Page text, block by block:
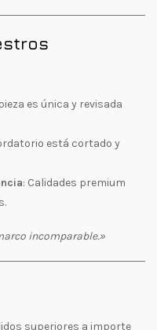
es única y revisada
está cortado y
: Calidades premium
incomparable.»
superiores a importe